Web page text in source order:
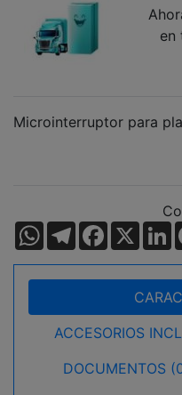
en
Microinterruptor para
WhatsApp
TelegramFacebook
X
ACCESORIOS
DOCUMENTOS